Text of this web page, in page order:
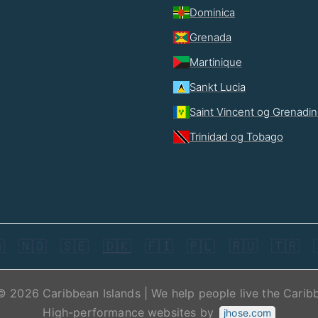
Dominica
Grenada
Martinique
Sankt Lucia
Saint Vincent og
Trinidad og Tobago
🇳🇴 🇸🇪 🇩🇰 🇫🇮 🇵🇱 🇷🇺 🇹🇷
2026 Caribbean Islands | We help people live the
High-performance websites by
jhose.com